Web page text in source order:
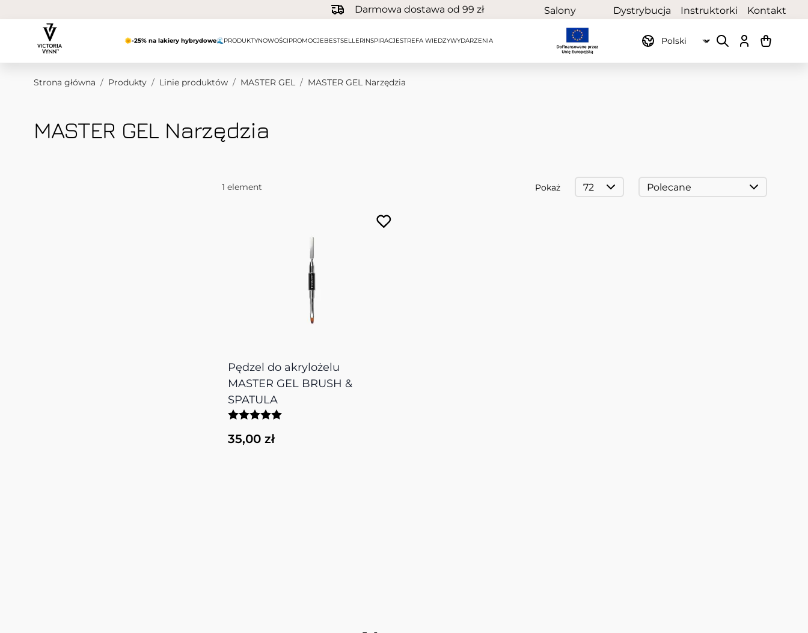
Darmowa dostawa od 99 zł
Salony
partnerskie
Dystrybucja Instruktorki Kontakt
🌞-25% na lakiery hybrydowe🌊 PRODUKTYNOWOŚCIPROMOCJEBESTSELLERINSPIRACJESTREFA WIEDZYWYDARZENIA
Strona główna / Produkty / Linie produktów / MASTER GEL / MASTER GEL Narzędzia
MASTER GEL Narzędzia
1 element Pokaż
Pędzel do akrylożelu
MASTER GEL BRUSH &
SPATULA
35,00 zł